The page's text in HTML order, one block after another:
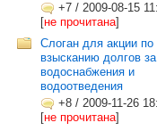
+7 / 2009-08-15
[не прочитана]
Слоган для акции по
взысканию долгов
водоснабжения и
водоотведения
+8 / 2009-11-26
[не прочитана]